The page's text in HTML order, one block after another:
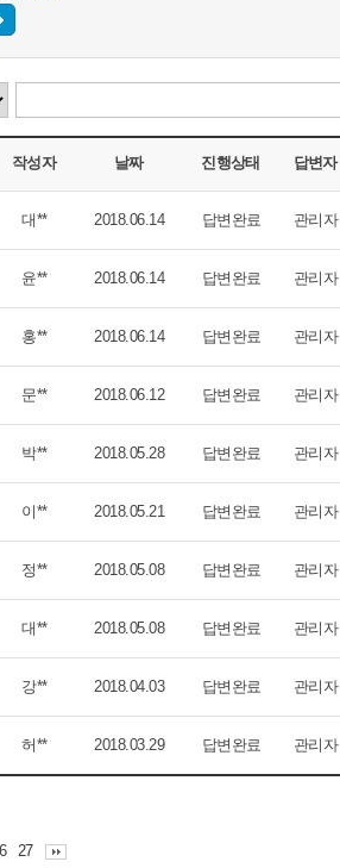
작성자 날짜 진행상태 답변자
대** 2018.06.14 답변완료 관리자
윤** 2018.06.14 답변완료 관리자
홍** 2018.06.14 답변완료 관리자
문** 2018.06.12 답변완료 관리자
박** 2018.05.28 답변완료 관리자
이** 2018.05.21 답변완료 관리자
정** 2018.05.08 답변완료 관리자
대** 2018.05.08 답변완료 관리자
강** 2018.04.03 답변완료 관리자
허** 2018.03.29 답변완료 관리자
27